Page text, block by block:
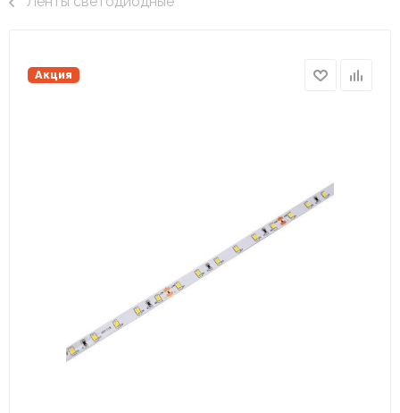
Акция